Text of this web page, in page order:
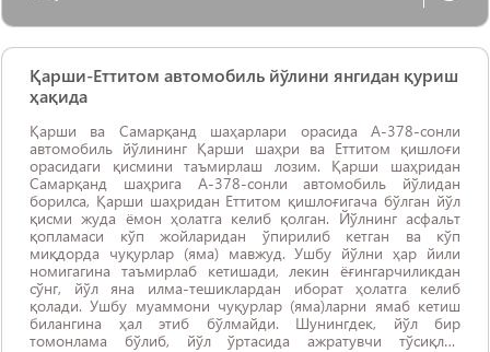
Қарши-Еттитом автомобиль йўлини янгидан қуриш
ҳақида
Қарши ва Самарқанд шаҳарлари орасида А-378-сонли
автомобиль йўлининг Қарши шаҳри ва Еттитом қишлоғи
орасидаги қисмини таъмирлаш лозим. Қарши шаҳридан
Самарқанд шаҳрига А-378-сонли автомобиль йўлидан
борилса, Қарши шаҳридан Еттитом қишлоғигача бўлган йўл
қисми жуда ёмон ҳолатга келиб қолган. Йўлнинг асфальт
қопламаси кўп жойларидан ўпирилиб кетган ва кўп
миқдорда чуқурлар (яма) мавжуд. Ушбу йўлни ҳар йили
номигагина таъмирлаб кетишади, лекин ёғингарчиликдан
сўнг, йўл яна илма-тешиклардан иборат ҳолатга келиб
қолади. Ушбу муаммони чуқурлар (яма)ларни ямаб кетиш
билангина ҳал этиб бўлмайди. Шунингдек, йўл бир
томонлама бўлиб, йўл ўртасида ажратувчи тўсиқлар